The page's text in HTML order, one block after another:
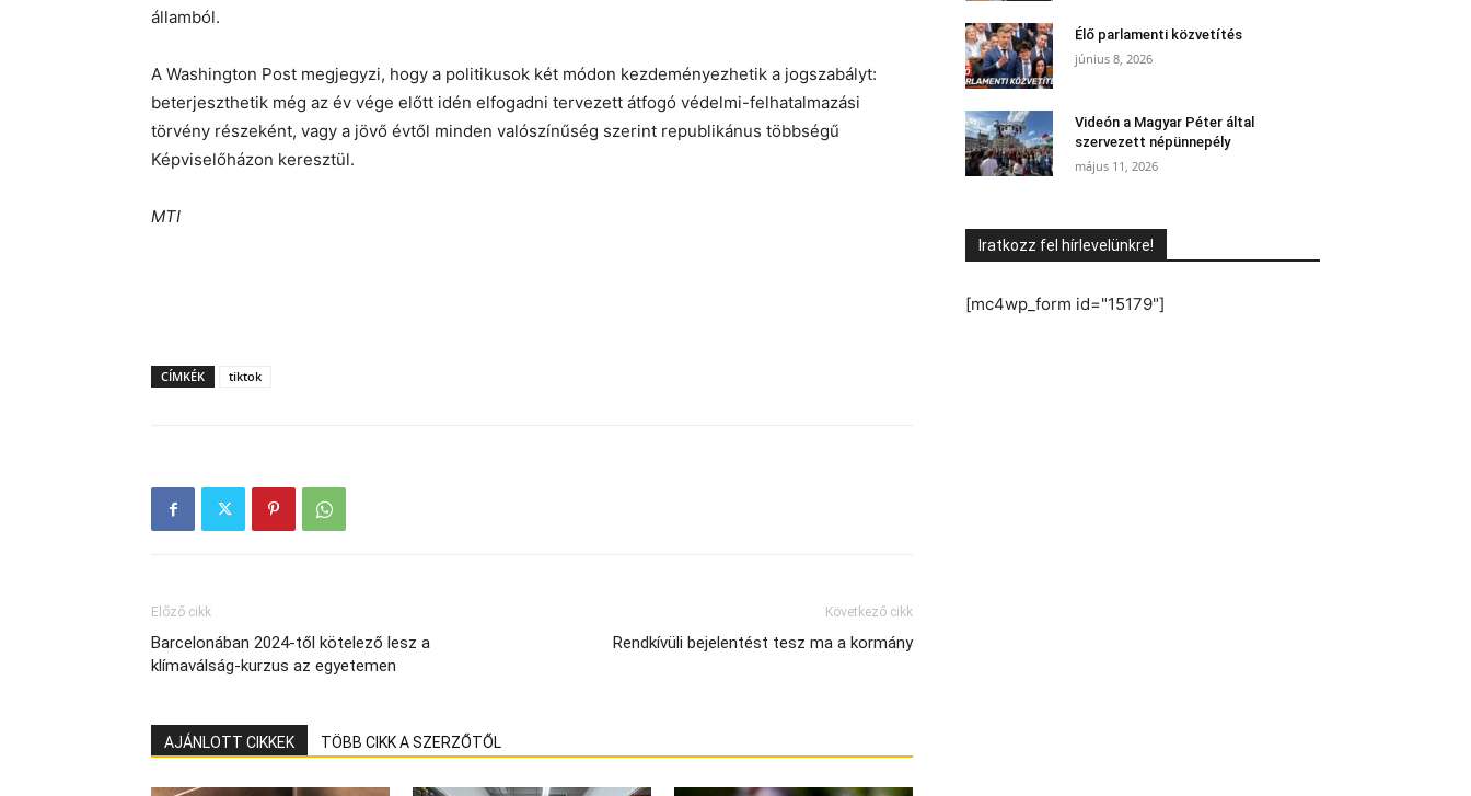
államból.
A Washington Post megjegyzi, hogy a politikusok két módon kezdeményezhetik a jogszabályt:
beterjeszthetik még az év vége előtt idén elfogadni tervezett átfogó védelmi-felhatalmazási
törvény részeként, vagy a jövő évtől minden valószínűség szerint republikánus többségű
Képviselőházon keresztül.
MTI
CÍMKÉK tiktok
Előző cikk
Barcelonában 2024-től kötelező lesz a
klímaválság-kurzus az egyetemen
Következő cikk
Rendkívüli bejelentést tesz ma a kormány
AJÁNLOTT CIKKEK TÖBB CIKK A SZERZŐTŐL
Élő parlamenti közvetítés
június 8, 2026
Videón a Magyar Péter által
szervezett népünnepély
május 11, 2026
Iratkozz fel hírlevelünkre!
[mc4wp_form id="15179"]